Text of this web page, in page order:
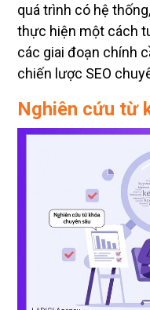
quá trình có hệ
thực hiện một cách
các giai đoạn chính
chiến lược SEO
Nghiên cứu từ